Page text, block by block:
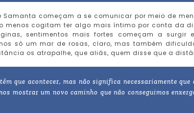
Samanta começam a se comunicar por meio de
menos cogitam ter algo mais íntimo por conta da
sentimentos mais fortes começam a surgir
só um mar de rosas, claro, mas também
os atrapalhe, que aliás, quem disse que a
têm que acontecer, mas não significa necessariamente
mostrar um novo caminho que não conseguimos